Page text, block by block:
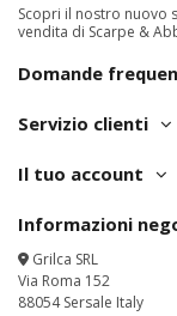
Scopri il nostro nuovo
vendita di Scarpe &
Domande
Servizio clienti
Il tuo account
Informazioni
Grilca SRL
Via Roma 152
88054 Sersale Italy